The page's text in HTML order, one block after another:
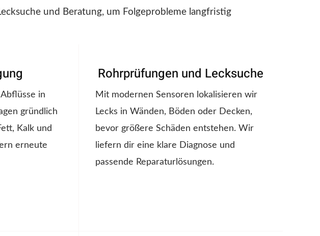
und Beratung, um Folgeprobleme langfristig
in
gründlich
Kalk und
erneute
Rohrprüfungen und Lecksuche
Mit modernen Sensoren lokalisieren wir
Lecks in Wänden, Böden oder Decken,
bevor größere Schäden entstehen. Wir
liefern dir eine klare Diagnose und
passende Reparaturlösungen.